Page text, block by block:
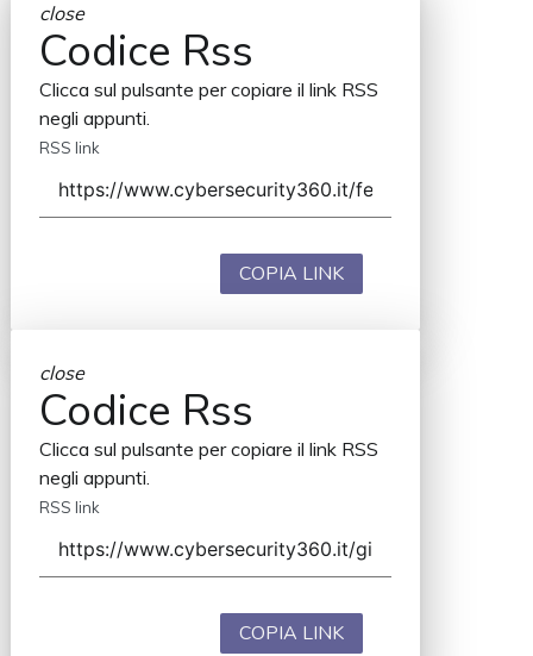
close
Codice Rss
Clicca sul pulsante per copiare il link RSS
negli appunti.
RSS link
COPIA LINK
close
Codice Rss
Clicca sul pulsante per copiare il link RSS
negli appunti.
RSS link
COPIA LINK